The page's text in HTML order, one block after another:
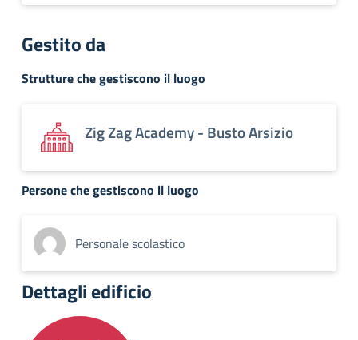
Gestito da
Strutture che gestiscono il luogo
Zig Zag Academy - Busto Arsizio
Persone che gestiscono il luogo
Personale scolastico
Dettagli edificio